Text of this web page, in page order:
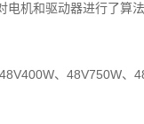
机和驱动器进行了算
、48V750W、